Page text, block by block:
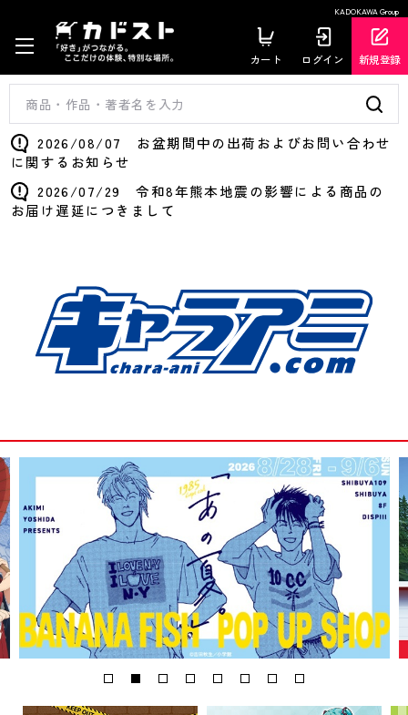
KADOKAWA Group
カート ログイン 新規登録
2026/08/07 お盆期間中の出荷およびお問い合わせ
に関するお知らせ
2026/07/29 令和8年熊本地震の影響による商品の
お届け遅延につきまして